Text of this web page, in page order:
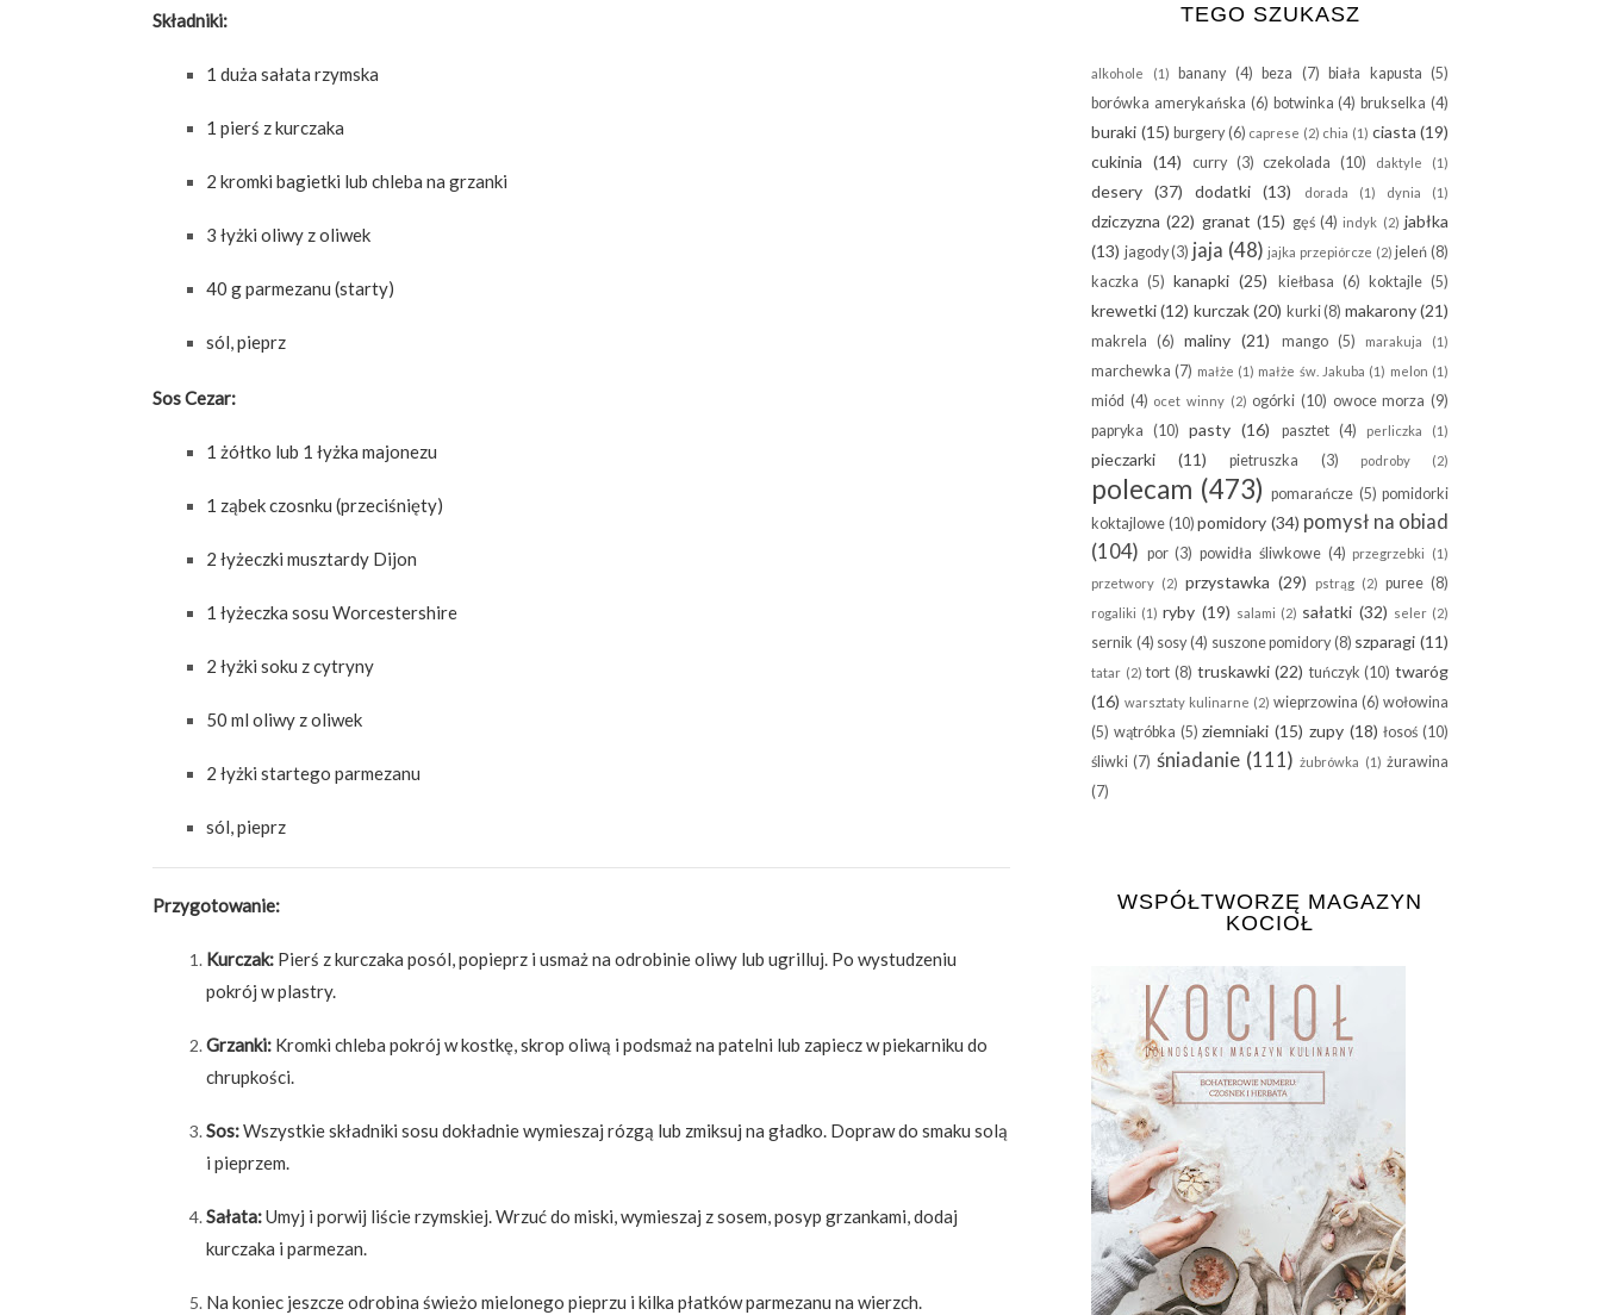
Składniki:
1 duża sałata rzymska
1 pierś z kurczaka
2 kromki bagietki lub chleba na grzanki
3 łyżki oliwy z oliwek
40 g parmezanu (starty)
sól, pieprz
Sos Cezar:
1 żółtko lub 1 łyżka majonezu
1 ząbek czosnku (przeciśnięty)
2 łyżeczki musztardy Dijon
1 łyżeczka sosu Worcestershire
2 łyżki soku z cytryny
50 ml oliwy z oliwek
2 łyżki startego parmezanu
sól, pieprz
Przygotowanie:
Kurczak: Pierś z kurczaka posól, popieprz i usmaż na odrobinie oliwy lub ugrilluj. Po wystudzeniu
pokrój w plastry.
Grzanki: Kromki chleba pokrój w kostkę, skrop oliwą i podsmaż na patelni lub zapiecz w piekarniku do
chrupkości.
Sos:Wszystkie składniki sosu dokładnie wymieszaj rózgą lub zmiksuj na gładko. Dopraw do smaku solą
i pieprzem.
Sałata:Umyj i porwij liście rzymskiej. Wrzuć do miski, wymieszaj z sosem, posyp grzankami, dodaj
kurczaka i parmezan.
Na koniec jeszcze odrobina świeżo mielonego pieprzu i kilka płatków parmezanu na wierzch.
TEGO SZUKASZ
alkohole (1) banany (4) beza (7) biała kapusta (5)
borówka amerykańska (6) botwinka (4) brukselka (4)
buraki (15) burgery(6) caprese (2) chia (1) ciasta (19)
cukinia (14) curry (3) czekolada (10) daktyle (1)
desery (37) dodatki (13) dorada (1) dynia (1)
dziczyzna (22) granat (15) gęś (4) indyk (2) jabłka
(13) jagody(3) jaja (48) jajka przepiórcze (2) jeleń (8)
kaczka (5) kanapki (25) kiełbasa (6) koktajle (5)
krewetki (12) kurczak (20) kurki(8) makarony (21)
makrela (6) maliny (21) mango (5) marakuja (1)
marchewka (7) małże (1) małże św. Jakuba (1) melon (1)
miód (4) ocet winny (2) ogórki (10) owoce morza (9)
papryka
(10) pasty (16) pasztet (4) perliczka (1)
pieczarki (11) pietruszka (3) podroby (2)
polecam (473) pomarańcze (5) pomidorki
koktajlowe (10) pomidory (34) pomysł na obiad
(104) por (3) powidła śliwkowe (4) przegrzebki
(1)
przetwory (2) przystawka (29) pstrąg (2) puree (8)
rogaliki (1) ryby (19) salami (2) sałatki (32) seler (2)
sernik (4) sosy(4) suszone pomidory(8) szparagi (11)
tatar (2) tort (8) truskawki (22) tuńczyk (10) twaróg
(16) warsztaty kulinarne (2) wieprzowina (6) wołowina
(5) wątróbka (5) ziemniaki (15) zupy (18) łosoś (10)
śliwki (7) śniadanie (111) żubrówka (1) żurawina
(7)
WSPÓŁTWORZĘ MAGAZYN
KOCIOŁ